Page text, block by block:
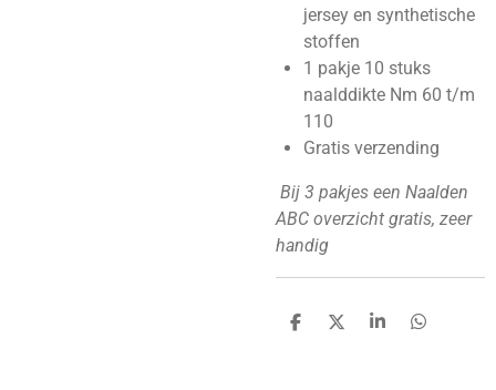
jersey en synthetische
stoffen
1 pakje 10 stuks
naalddikte Nm 60 t/m
110
Gratis verzending
Bij 3 pakjes een Naalden
ABC overzicht gratis, zeer
handig
D
D
S
D